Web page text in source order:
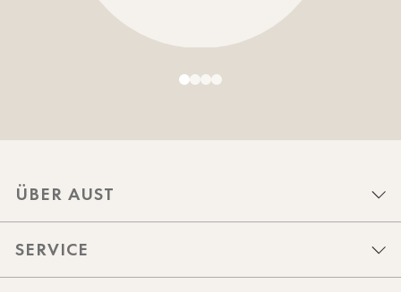
ÜBER AUST
SERVICE